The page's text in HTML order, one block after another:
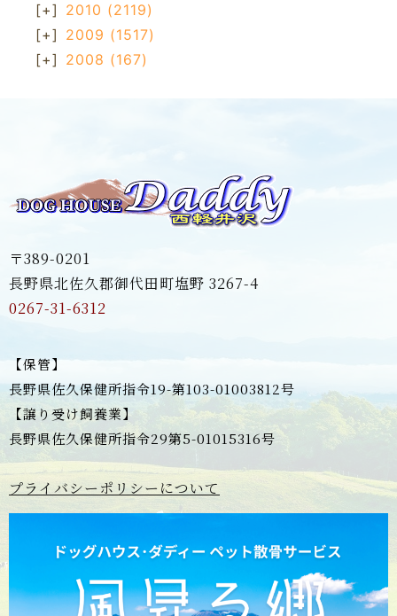
[+] 2010 (2119)
[+] 2009 (1517)
[+] 2008 (167)
〒389-0201
長野県北佐久郡御代田町塩野 3267-4
0267-31-6312
【保管】
長野県佐久保健所指令19-第103-01003812号
【譲り受け飼養業】
長野県佐久保健所指令29第5-01015316号
プライバシーポリシーについて